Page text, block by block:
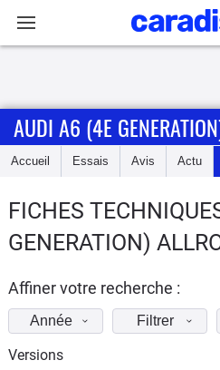
Accueil
Essais
d'achat
Electriques
AUDI A6 (4E
Accueil Essais Avis Actu
FICHES
GENERATION)
Affiner votre recherche :
Année Filtrer
Versions